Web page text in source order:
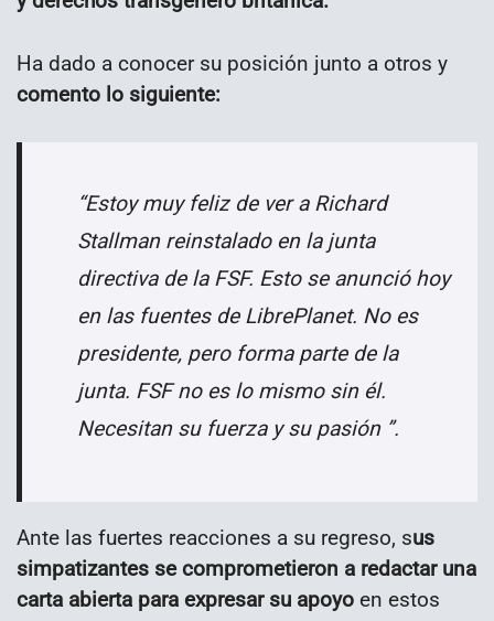
Ha dado a conocer su posición junto a otros y
comento lo siguiente:
“Estoy muy feliz de ver a Richard
Stallman reinstalado en la junta
directiva de la FSF. Esto se anunció hoy
en las fuentes de LibrePlanet. No es
presidente, pero forma parte de la
junta. FSF no es lo mismo sin él.
Necesitan su fuerza y ​​su pasión ”.
Ante las fuertes reacciones a su regreso, sus
simpatizantes se comprometieron a redactar una
carta abierta para expresar su apoyo en estos